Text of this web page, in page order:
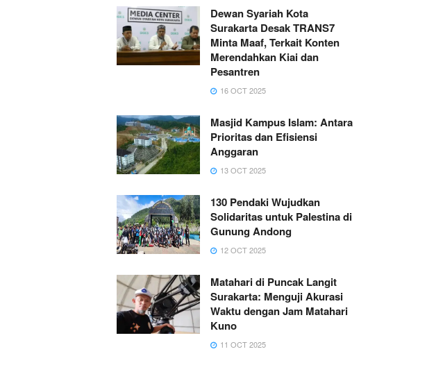
Dewan Syariah Kota
Surakarta Desak TRANS7
Minta Maaf, Terkait Konten
Merendahkan Kiai dan
Pesantren
16 OCT 2025
Masjid Kampus Islam: Antara
Prioritas dan Efisiensi
Anggaran
13 OCT 2025
130 Pendaki Wujudkan
Solidaritas untuk Palestina di
Gunung Andong
12 OCT 2025
Matahari di Puncak Langit
Surakarta: Menguji Akurasi
Waktu dengan Jam Matahari
Kuno
11 OCT 2025